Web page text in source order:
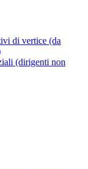
di vertice (da
(dirigenti non